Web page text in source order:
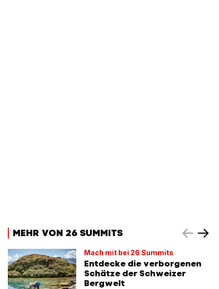
MEHR VON 26 SUMMITS
Mach mit bei 26 Summits
Entdecke die verborgenen
Schätze der Schweizer
Bergwelt